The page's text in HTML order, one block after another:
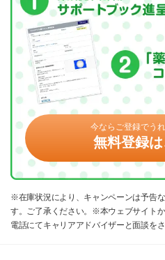
今ならご登録でう
無料登録
※在庫状況により、キャンペーンは予告
す。ご了承ください。※本ウェブサイト
電話にてキャリアアドバイザーと面談を